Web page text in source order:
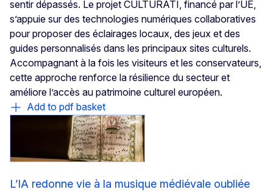
sentir dépassés. Le projet CULTURATI, financé par l’UE,
s’appuie sur des technologies numériques collaboratives
pour proposer des éclairages locaux, des jeux et des
guides personnalisés dans les principaux sites culturels.
Accompagnant à la fois les visiteurs et les conservateurs,
cette approche renforce la résilience du secteur et
améliore l’accès au patrimoine culturel européen.
Add to pdf basket
L’IA redonne vie à la musique médiévale oubliée